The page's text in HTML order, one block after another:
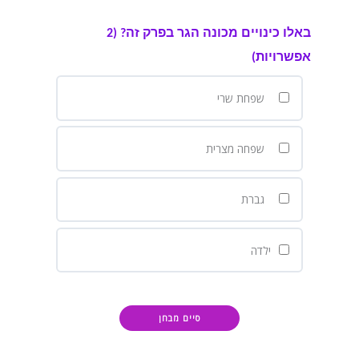
באלו כינויים מכונה הגר בפרק זה? (2
אפשרויות)
שפחת שרי
שפחה מצרית
גברת
ילדה